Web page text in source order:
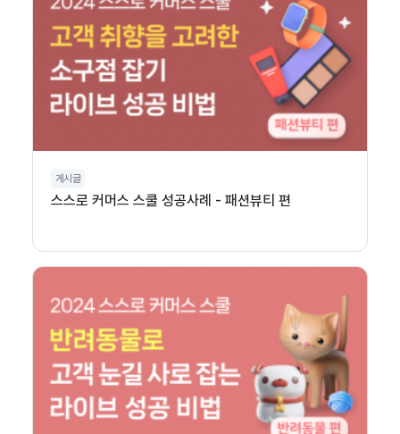
게시글
스스로 커머스 스쿨 성공사례 - 패션뷰티 편